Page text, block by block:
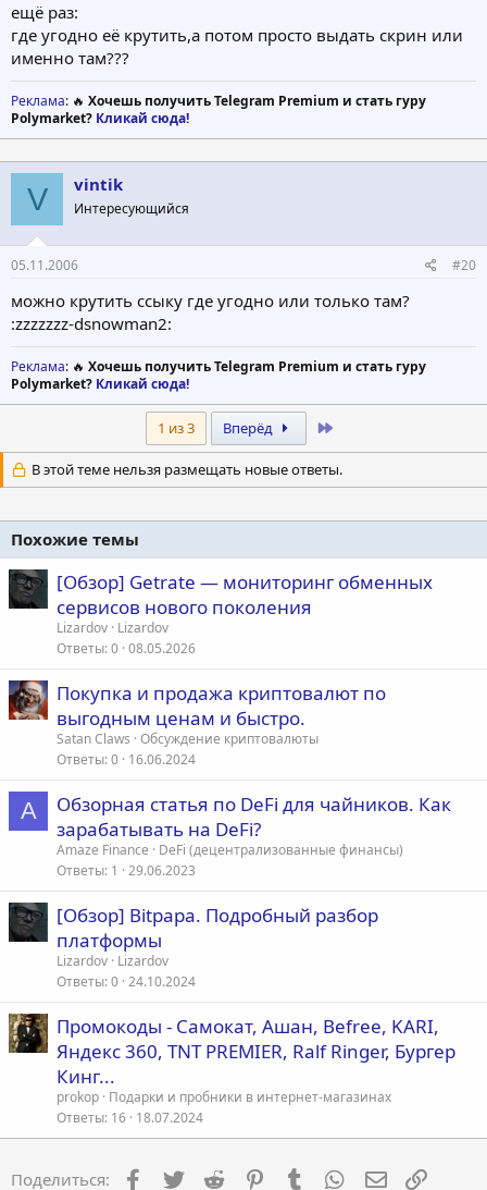
ещё раз:
где угодно её крутить,а потом просто выдать скрин или
именно там???
Реклама: 🔥 Хочешь получить Telegram Premium и стать гуру
Polymarket? Кликай сюда!
V vintik
Интересующийся
05.11.2006 #20
можно крутить ссыку где угодно или только там?
:zzzzzzz-dsnowman2:
Реклама: 🔥 Хочешь получить Telegram Premium и стать гуру
Polymarket? Кликай сюда!
1 из 3 Вперёд
В этой теме нельзя размещать новые ответы.
Похожие темы
[Обзор] Getrate — мониторинг обменных
сервисов нового поколения
Lizardov Lizardov
Ответы 0 08.05.2026
Покупка и продажа криптовалют по
выгодным ценам и быстро.
Satan Claws Обсуждение криптовалюты
Ответы 0 16.06.2024
A
Обзорная статья по DeFi для чайников. Как
зарабатывать на DeFi?
Amaze Finance
DeFi (децентрализованные финансы)
Ответы 1 29.06.2023
[Обзор] Bitpapa. Подробный разбор
платформы
Lizardov Lizardov
Ответы 0 24.10.2024
Промокоды - Самокат, Ашан, Befree, KARI,
Яндекс 360, TNT PREMIER, Ralf Ringer, Бургер
Кинг...
prokop Подарки и пробники в интернет-магазинах
Ответы 16 18.07.2024
Поделиться: Facebook
Twitter Reddit PinterestTumblr WhatsApp